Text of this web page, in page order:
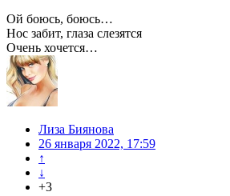
Ой боюсь, боюсь…
Нос забит, глаза слезятся
Очень хочется…
Лиза Биянова
26 января 2022, 17:59
↑
↓
+3